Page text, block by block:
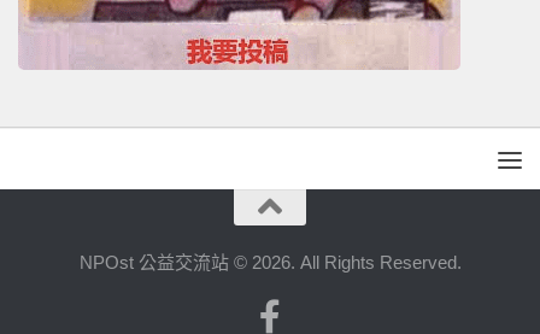
NPOst 公益交流站 © 2026. All Rights Reserved.